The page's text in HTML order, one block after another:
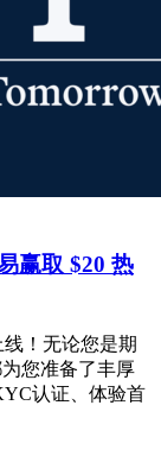
赢取 $20 热
！无论您是期
您准备了丰厚
认证、体验首